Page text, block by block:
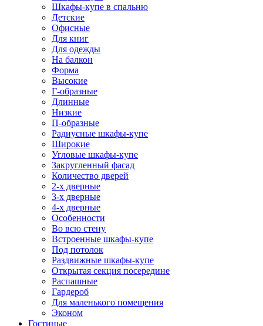
Шкафы-купе в спальню
Детские
Офисные
Для книг
Для одежды
На балкон
Форма
Высокие
Г-образные
Длинные
Низкие
П-образные
Радиусные шкафы-купе
Широкие
Угловые шкафы-купе
Закругленный фасад
Количество дверей
2-х дверные
3-х дверные
4-х дверные
Особенности
Во всю стену
Встроенные шкафы-купе
Под потолок
Раздвижные шкафы-купе
Открытая секция посередине
Распашные
Гардероб
Для маленького помещения
Эконом
Гостиные